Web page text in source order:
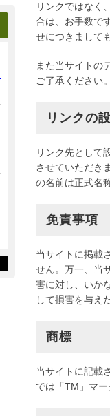
リンクではなく
合は、お手数で
せにつきまして
また当サイトの
ご了承ください
リンクの
リンク先として
させていただき
の名前は正式名
免責事項
当サイトに掲載
せん。万一、当
害に対し、いか
して損害を与え
商標
当サイトに記載
では「TM」マ